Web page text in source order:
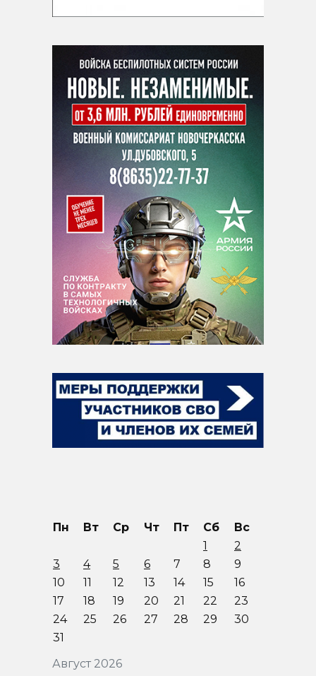
Август 2026
Пн Вт Ср Чт Пт Сб
Вс
1
2
3
4 5 6 7 8
9
10
11 12 13 14 15
16
17
18 19 20 21 22
23
24
25 26 27 28 29
30
31